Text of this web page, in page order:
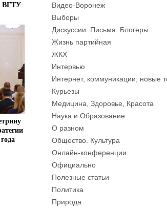
ВГТУ
Видео-Воронеж
Выборы
Дискуссии. Письма. Блогеры
Жизнь партийная
ЖКХ
Интервью
Интернет, коммуникации, новые
Курьезы
Медицина, Здоровье, Красота
Наука и Образование
О разном
Общество. Культура
Онлайн-конференции
Официально
Полезные статьи
Политика
Природа